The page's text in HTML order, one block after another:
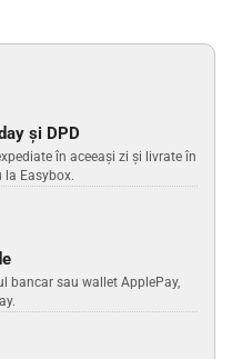
și DPD
în aceeași zi și livrate în
Easybox.
bancar sau wallet ApplePay,